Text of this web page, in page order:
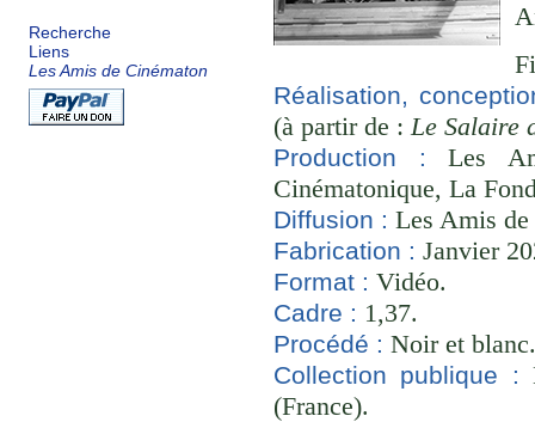
Recherche
Liens
Les Amis de Cinématon
Réalisation,
(à partir de : Le Salaire
Production :
Les
Cinématonique, La
Diffusion : Les Amis
Fabrication : Janvier
Format : Vidéo.
Cadre : 1,37.
Procédé : Noir et
Collection publique :
(France).